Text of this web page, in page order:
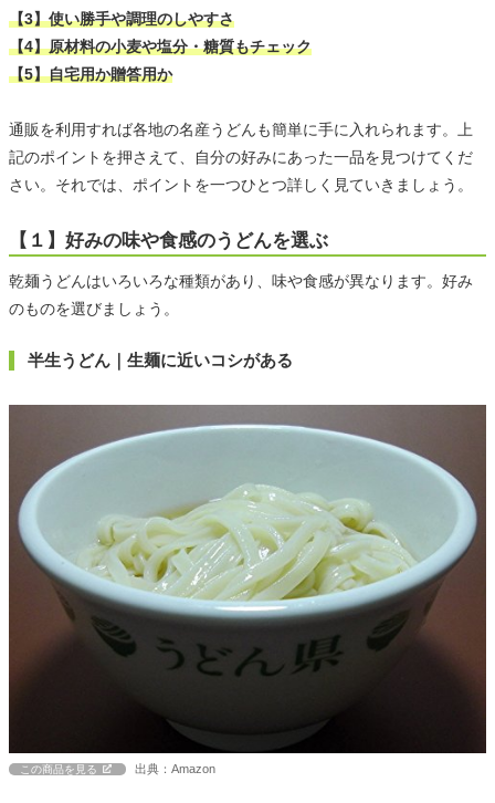
【3】使い勝手や調理のしやすさ
【4】原材料の小麦や塩分・糖質もチェック
【5】自宅用か贈答用か
通販を利用すれば各地の名産うどんも簡単に手に入れられます。上
記のポイントを押さえて、自分の好みにあった一品を見つけてくだ
さい。それでは、ポイントを一つひとつ詳しく見ていきましょう。
【１】好みの味や食感のうどんを選ぶ
乾麺うどんはいろいろな種類があり、味や食感が異なります。好み
のものを選びましょう。
半生うどん｜生麺に近いコシがある
この商品を見る 出典：Amazon